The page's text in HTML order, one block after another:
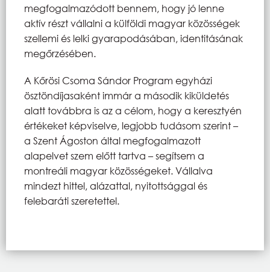
megfogalmazódott bennem, hogy jó lenne
aktív részt vállalni a külföldi magyar közösségek
szellemi és lelki gyarapodásában, identitásának
megőrzésében.
A Kőrösi Csoma Sándor Program egyházi
ösztöndíjasaként immár a második kiküldetés
alatt továbbra is az a célom, hogy a keresztyén
értékeket képviselve, legjobb tudásom szerint –
a Szent Ágoston által megfogalmazott
alapelvet szem előtt tartva – segítsem a
montreáli magyar közösségeket. Vállalva
mindezt hittel, alázattal, nyitottsággal és
felebaráti szeretettel.